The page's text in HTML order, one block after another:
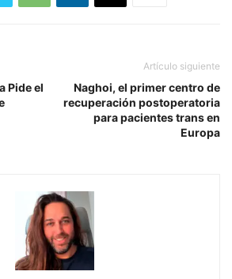
Pide el
Artículo siguiente
Naghoi, el primer centro de
recuperación postoperatoria
para pacientes trans en
Europa